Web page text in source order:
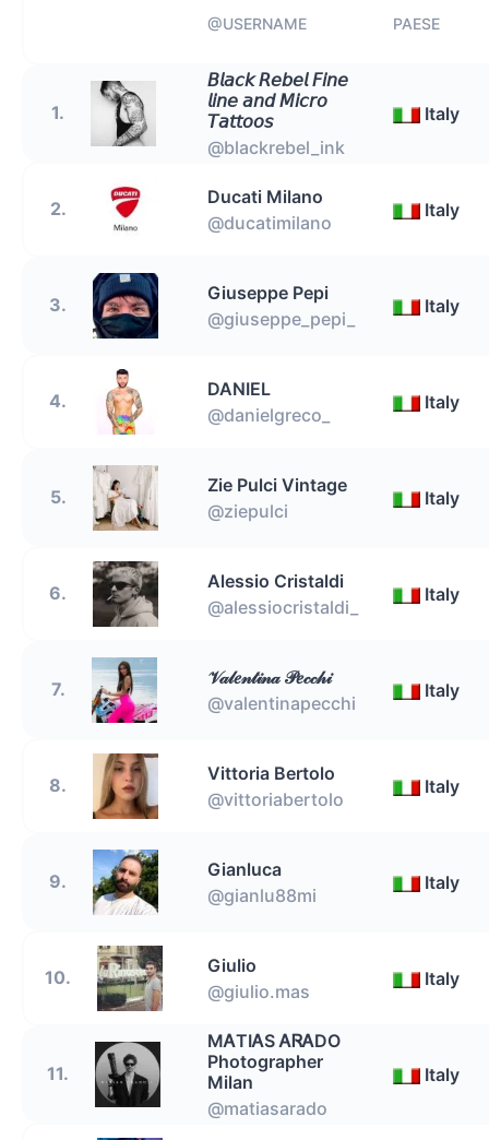
@USERNAME PAESE
1.
𝘉𝘭𝘢𝘤𝘬 𝘙𝘦𝘣𝘦𝘭 𝘍𝘪𝘯𝘦
𝘭𝘪𝘯𝘦 𝘢𝘯𝘥 𝘔𝘪𝘤𝘳𝘰
𝘛𝘢𝘵𝘵𝘰𝘰𝘴
@blackrebel_ink
Italy
2.
Ducati Milano
@ducatimilano
Italy
3.
Giuseppe Pepi
@giuseppe_pepi_
Italy
4.
DANIEL
@danielgreco_
Italy
5.
Zie Pulci Vintage
@ziepulci
Italy
6.
Alessio Cristaldi
@alessiocristaldi_
Italy
7.
𝒱𝒶𝓁𝑒𝓃𝓉𝒾𝓃𝒶 𝒫𝑒𝒸𝒸𝒽𝒾
@valentinapecchi
Italy
8.
Vittoria Bertolo
@vittoriabertolo
Italy
9.
Gianluca
@gianlu88mi
Italy
10.
Giulio
@giulio.mas
Italy
11.
MᎪTIᎪS ᎪᏒᎪDO
Photographer
Milan
@matiasarado
Italy